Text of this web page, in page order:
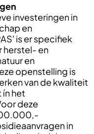
investeringen in
en
is er specifiek
herstel- en
en
openstelling is
van de kwaliteit
ín het
deze
in